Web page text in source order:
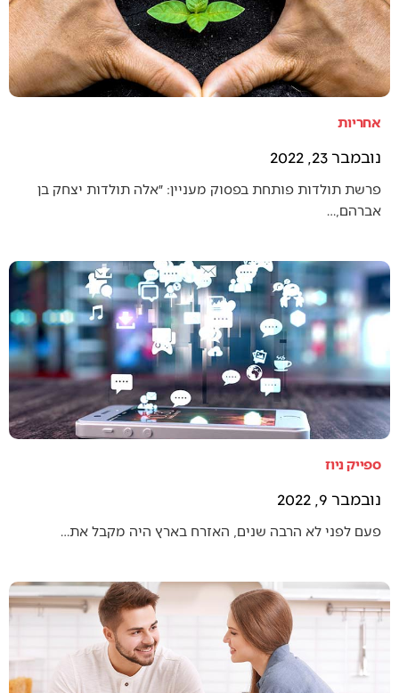
אחריות
נובמבר 23, 2022
פרשת תולדות פותחת בפסוק מעניין: ״אלה תולדות יצחק בן
אברהם,…
ספייק ניוז
נובמבר 9, 2022
פעם לפני לא הרבה שנים, האזרח בארץ היה מקבל את…